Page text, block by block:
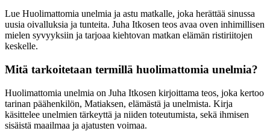
Lue Huolimattomia unelmia ja astu matkalle, joka herättää sinussa
uusia oivalluksia ja tunteita. Juha Itkosen teos avaa oven inhimillisen
mielen syvyyksiin ja tarjoaa kiehtovan matkan elämän ristiriitojen
keskelle.
Mitä tarkoitetaan termillä huolimattomia unelmia?
Huolimattomia unelmia on Juha Itkosen kirjoittama teos, joka kertoo
tarinan päähenkilön, Matiaksen, elämästä ja unelmista. Kirja
käsittelee unelmien tärkeyttä ja niiden toteutumista, sekä ihmisen
sisäistä maailmaa ja ajatusten voimaa.